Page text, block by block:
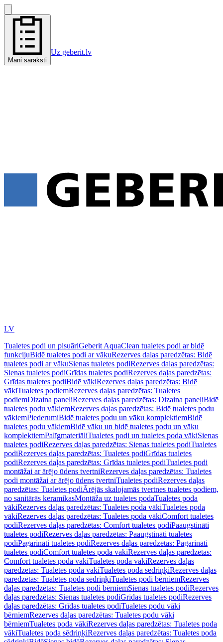
Mani saraksti
Uz geberit.lv
LV
Tualetes podi un pisuāriGeberit AquaClean tualetes podi ar bidē
funkcijuBidē tualetes podi ar vākuRezerves daļas paredzētas: Bidē
tualetes podi ar vākuSienas tualetes podiRezerves daļas paredzētas:
Sienas tualetes podiGrīdas tualetes podiRezerves daļas paredzētas:
Grīdas tualetes podiBidē vākiRezerves daļas paredzētas: Bidē
vākiTualetes podiemRezerves daļas paredzētas: Tualetes
podiemDizaina paneļiRezerves daļas paredzētas: Dizaina paneļiBidē
tualetes podu vākiemRezerves daļas paredzētas: Bidē tualetes podu
vākiemPiederumiBidē tualetes podu un vāku komplektiemBidē
tualetes podu vākiemBidē vāku un bidē tualetes podu un vāku
komplektiemPalīgmateriāliTualetes podi un tualetes poda vākiSienas
tualetes podiRezerves daļas paredzētas: Sienas tualetes podiTualetes
podiRezerves daļas paredzētas: Tualetes podiGrīdas tualetes
podiRezerves daļas paredzētas: Grīdas tualetes podiTualetes podi
montāžai ar ārējo ūdens tvertniRezerves daļas paredzētas: Tualetes
podi montāžai ar ārējo ūdens tvertniTualetes podiRezerves daļas
paredzētas: Tualetes podiĀrējās skalojamās tvertnes tualetes podiem,
no sanitārās keramikasMontāža uz tualetes podaTualetes poda
vākiRezerves daļas paredzētas: Tualetes poda vākiTualetes poda
vākiRezerves daļas paredzētas: Tualetes poda vākiComfort tualetes
podiRezerves daļas paredzētas: Comfort tualetes podiPaaugstināti
tualetes podiRezerves daļas paredzētas: Paaugstināti tualetes
podiPagarināti tualetes podiRezerves daļas paredzētas: Pagarināti
tualetes podiComfort tualetes poda vākiRezerves daļas paredzētas:
Comfort tualetes poda vākiTualetes poda vākiRezerves daļas
paredzētas: Tualetes poda vākiTualetes poda sēdriņķiRezerves daļas
paredzētas: Tualetes poda sēdriņķiTualetes podi bērniemRezerves
daļas paredzētas: Tualetes podi bērniemSienas tualetes podiRezerves
daļas paredzētas: Sienas tualetes podiGrīdas tualetes podiRezerves
daļas paredzētas: Grīdas tualetes podiTualetes podu vāki
bērniemRezerves daļas paredzētas: Tualetes podu vāki
bērniemTualetes poda vākiRezerves daļas paredzētas: Tualetes poda
vākiTualetes poda sēdriņķiRezerves daļas paredzētas: Tualetes poda